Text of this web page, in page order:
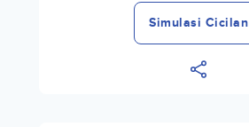
Simulasi Cicilan